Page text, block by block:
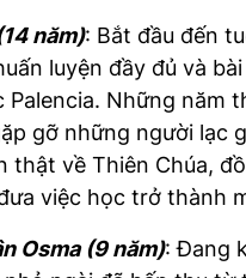
năm): Bắt đầu đến
luyện đầy đủ và
Những năm
gỡ những người
về Thiên Chúa,
việc học trở thành
Osma (9 năm): Đang